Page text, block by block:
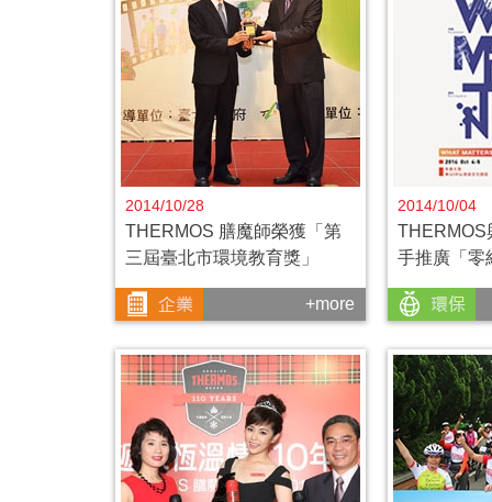
2014/10/28
THERMOS 膳魔師榮獲「第
三屆臺北市環境教育獎」
+more
2014/10/04
THERMOS
手推廣「零